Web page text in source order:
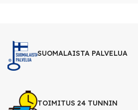
SUOMALAISTA PALVELUA
TOIMITUS 24 TUNNIN